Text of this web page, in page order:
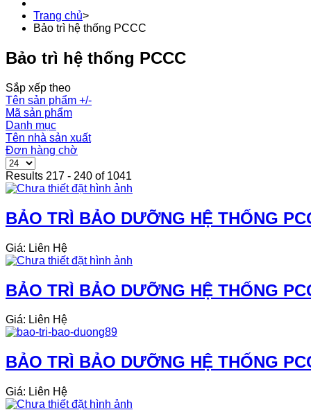
Trang chủ>
Bảo trì hệ thống PCCC
Bảo trì hệ thống PCCC
Sắp xếp theo
Tên sản phẩm +/-
Mã sản phẩm
Danh mục
Tên nhà sản xuất
Đơn hàng chờ
Results 217 - 240 of 1041
BẢO TRÌ BẢO DƯỠNG HỆ THỐNG
Giá: Liên Hệ
BẢO TRÌ BẢO DƯỠNG HỆ THỐNG
Giá: Liên Hệ
BẢO TRÌ BẢO DƯỠNG HỆ THỐNG
Giá: Liên Hệ